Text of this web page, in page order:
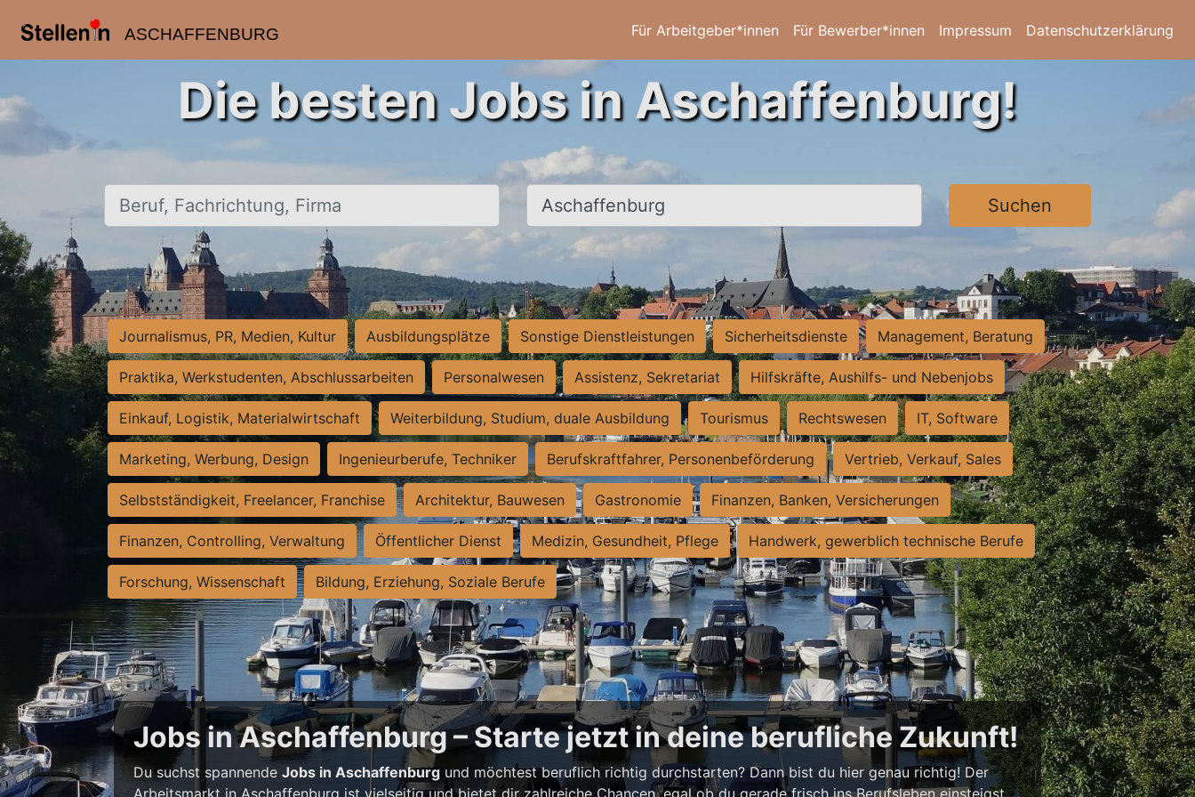
ASCHAFFENBURG Für Arbeitgeber*innen Für Bewerber*innen Impressum Datenschutzerklärung
Die besten Jobs in Aschaffenburg!
Beruf, Fachrichtung, Firma Ort, Stadt Suchen
Journalismus, PR, Medien, Kultur Ausbildungsplätze Sonstige Dienstleistungen Sicherheitsdienste Management, Beratung
Praktika, Werkstudenten, Abschlussarbeiten Personalwesen Assistenz, Sekretariat Hilfskräfte, Aushilfs- und Nebenjobs
Einkauf, Logistik, Materialwirtschaft Weiterbildung, Studium, duale Ausbildung Tourismus Rechtswesen IT, Software
Marketing, Werbung, Design Ingenieurberufe, Techniker Berufskraftfahrer, Personenbeförderung Vertrieb, Verkauf, Sales
Selbstständigkeit, Freelancer, Franchise Architektur, Bauwesen Gastronomie Finanzen, Banken, Versicherungen
Finanzen, Controlling, Verwaltung Öffentlicher Dienst Medizin, Gesundheit, Pflege Handwerk, gewerblich technische Berufe
Forschung, Wissenschaft Bildung, Erziehung, Soziale Berufe
Jobs in Aschaffenburg – Starte jetzt in deine berufliche Zukunft!
Du suchst spannendeJobs in Aschaffenburg und möchtest beruflich richtig durchstarten? Dann bist du hier genau richtig! Der